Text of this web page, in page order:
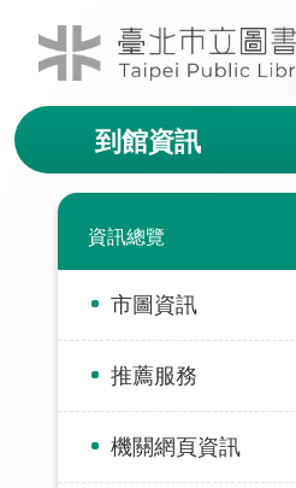
跳到主要內容區塊
到館資訊
資訊總覽
市圖資訊
推薦服務
機關網頁資訊